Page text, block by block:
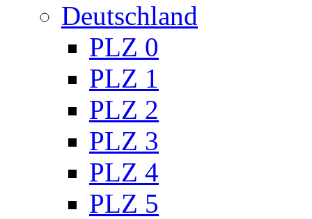
Deutschland
PLZ 0
PLZ 1
PLZ 2
PLZ 3
PLZ 4
PLZ 5